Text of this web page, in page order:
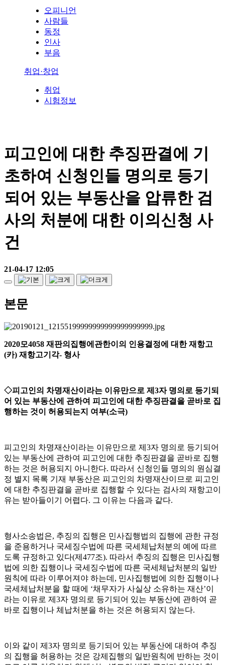
오피니언
사람들
동정
인사
부음
취업·창업
취업
시험정보
피고인에 대한 추징판결에 기
초하여 신청인들 명의로 등기
되어 있는 부동산을 압류한 검
사의 처분에 대한 이의신청 사
건
21-04-17 12:05
본문
2020모4058 재판의집행에관한이의 인용결정에 대한 재항고
(카) 재항고기각- 형사
◇피고인의 차명재산이라는 이유만으로 제 3자 명의로 등기되
어 있는 부동산에 관하여 피고인에 대한 추징판결을 곧바로 집
행하는 것이 허용되는지 여부(소극)
피고인의 차명재산이라는 이유만으로 제 3자 명의로 등기되어
있는 부동산에 관하여 피고인에 대한 추징판결을 곧바로 집행
하는 것은 허용되지 아니한다. 따라서 신청인들 명의의 원심결
정 별지 목록 기재 부동산은 피고인의 차명재산이므로 피고인
에 대한 추징판결을 곧바로 집행할 수 있다는 검사의 재항고이
유는 받아들이기 어렵다. 그 이유는 다음과 같다.
형사소송법은, 추징의 집행은 민사집행법의 집행에 관한 규정
을 준용하거나 국세징수법에 따른 국세체납처분의 예에 따르
도록 규정하고 있다(제 477조). 따라서 추징의 집행은 민사집행
법에 의한 집행이나 국세징수법에 따른 국세체납처분의 일반
원칙에 따라 이루어져야 하는데 , 민사집행법에 의한 집행이나
국세체납처분을 할 때에 ‘채무자가 사실상 소유하는 재산’이
라는 이유로 제 3자 명의로 등기되어 있는 부동산에 관하여 곧
바로 집행이나 체납처분을 하는 것은 허용되지 않는다.
이와 같이 제 3자 명의로 등기되어 있는 부동산에 대하여 추징
의 집행을 허용하는 것은 강제집행의 일반원칙에 반하는 것이